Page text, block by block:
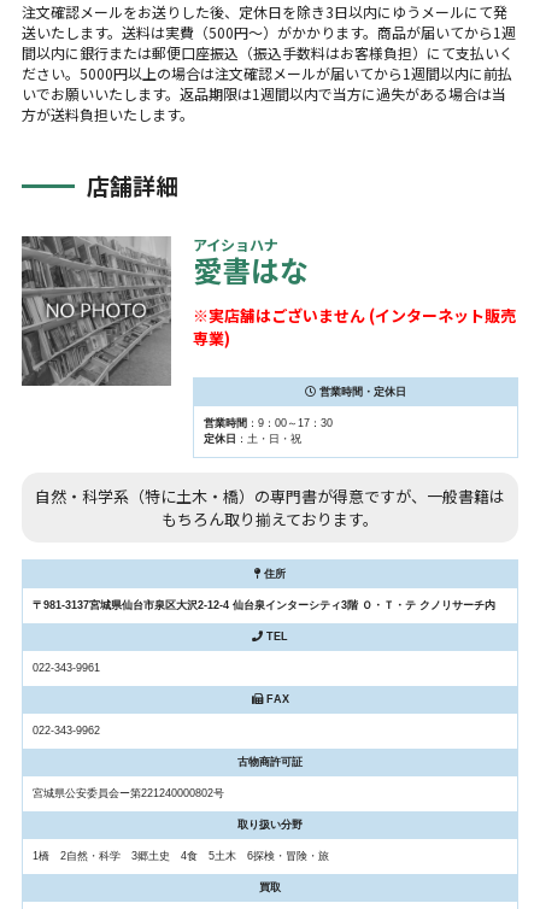
注文確認メールをお送りした後、定休日を除き3日以内にゆうメールにて発
送いたします。送料は実費（500円～）がかかります。商品が届いてから1週
間以内に銀行または郵便口座振込（振込手数料はお客様負担）にて支払いく
ださい。5000円以上の場合は注文確認メールが届いてから1週間以内に前払
いでお願いいたします。返品期限は1週間以内で当方に過失がある場合は当
方が送料負担いたします。
店舗詳細
アイショハナ
愛書はな
※実店舗はございません (インターネット販売
専業)
営業時間・定休日
営業時間 ：9：00～17：30
定休日 ：土・日・祝
自然・科学系（特に土木・橋）の専門書が得意ですが、一般書籍は
もちろん取り揃えております。
住所
〒981-3137宮城県仙台市泉区大沢2-12-4 仙台泉インターシティ3階 Ｏ・Ｔ・テ クノリサーチ内
TEL
022-343-9961
FAX
022-343-9962
古物商許可証
宮城県公安委員会ー第221240000802号
取り扱い分野
1橋 2自然・科学 3郷土史 4食 5土木 6探検・冒険・旅
買取